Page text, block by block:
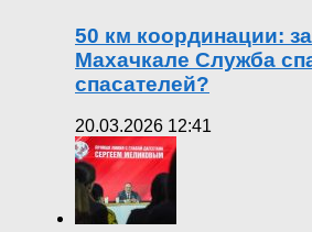
50 км координации:
Махачкале Служба
спасателей?
20.03.2026 12:41